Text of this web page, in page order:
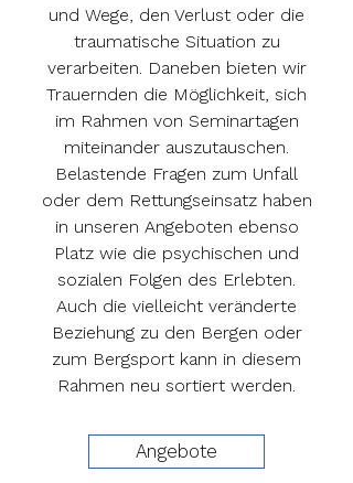
und Wege, den Verlust oder die
traumatische Situation zu
verarbeiten. Daneben bieten wir
Trauernden die Möglichkeit, sich
im Rahmen von Seminartagen
miteinander auszutauschen.
Belastende Fragen zum Unfall
oder dem Rettungseinsatz haben
in unseren Angeboten ebenso
Platz wie die psychischen und
sozialen Folgen des Erlebten.
Auch die vielleicht veränderte
Beziehung zu den Bergen oder
zum Bergsport kann in diesem
Rahmen neu sortiert werden.
Angebote